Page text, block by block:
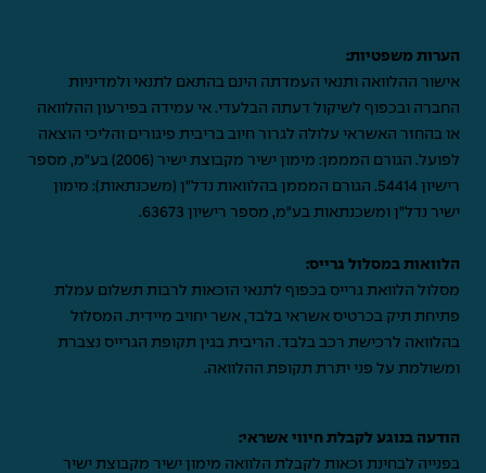
הערות משפטיות:
אישור ההלוואה ותנאי העמדתה הינם בהתאם לתנאי ולמדיניות
החברה ובכפוף לשיקול דעתה הבלעדי. אי עמידה בפירעון ההלוואה
או בהחזר האשראי עלולה לגרור חיוב בריבית פיגורים והליכי הוצאה
לפועל. הגורם המממן: מימון ישיר מקבוצת ישיר (2006) בע"מ, מספר
רישיון 54414. הגורם המממן בהלוואות נדל"ן (משכנתאות): מימון
ישיר נדל"ן ומשכנתאות בע"מ, מספר רישיון 63673.
הלוואות במסלול גרייס:
מסלול הלוואת גרייס בכפוף לתנאי הזכאות לרבות תשלום עמלת
פתיחת תיק בכרטיס אשראי בלבד, אשר יחויב מיידית. המסלול
בהלוואה לרכישת רכב בלבד. הריבית בגין תקופת הגרייס נצברת
ומשולמת על פני יתרת תקופת ההלוואה.
הודעה בנוגע לקבלת חיווי אשראי:
בפנייה לבחינת זכאות לקבלת הלוואה מימון ישיר מקבוצת ישיר